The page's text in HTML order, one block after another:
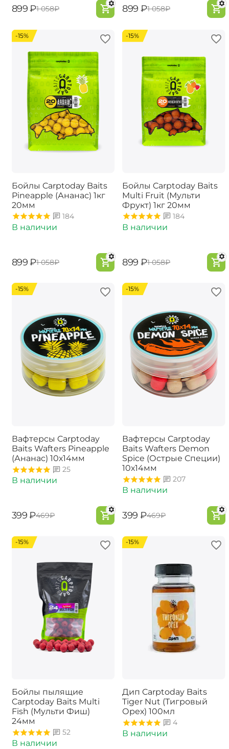
‍899‍ ₽‍1 058‍₽ ‍899‍ ₽‍1 058‍₽
-15%
Бойлы Carptoday Baits
Pineapple (Ананас) 1кг
20мм
184
В наличии
‍899‍ ₽‍1 058‍₽
-15%
Бойлы Carptoday Baits
Multi Fruit (Мульти
Фрукт) 1кг 20мм
184
В наличии
‍899‍ ₽‍1 058‍₽
-15%
Вафтерсы Carptoday
Baits Wafters Pineapple
(Ананас) 10х14мм
25
В наличии
‍399‍ ₽‍469‍₽
-15%
Вафтерсы Carptoday
Baits Wafters Demon
Spice (Острые Специи)
10х14мм
207
В наличии
‍399‍ ₽‍469‍₽
-15%
Бойлы пылящие
Carptoday Baits Multi
Fish (Мульти Фиш)
24мм
52
В наличии
-15%
Дип Carptoday Baits
Tiger Nut (Тигровый
Орех) 100мл
4
В наличии